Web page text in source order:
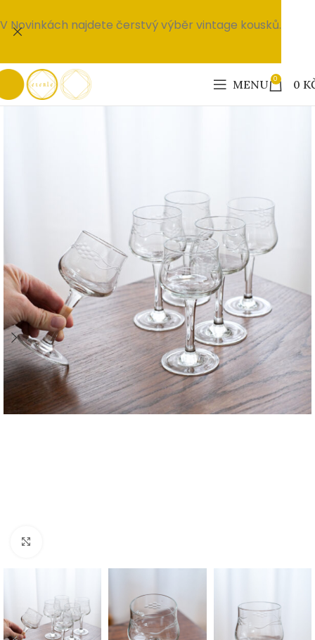
MENU 0 0
V Novinkách najdete čerstvý výběr vintage kousků.